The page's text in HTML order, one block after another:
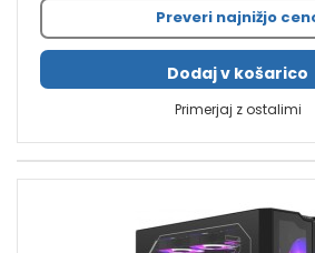
Preveri najnižjo
Dodaj v košarico
Primerjaj z ostalimi